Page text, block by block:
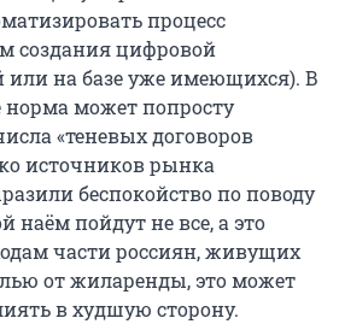
процесс
создания цифровой
на базе уже имеющихся). В
может попросту
«теневых договоров
источников рынка
беспокойство по поводу
наём пойдут не все, а это
части россиян, живущих
от жиларенды, это может
в худшую сторону.